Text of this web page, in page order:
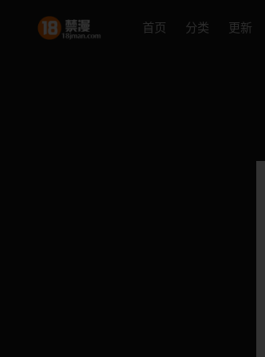
首页 分类 更新